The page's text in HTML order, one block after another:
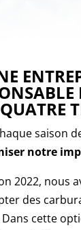
saison
notre
2022, nous
des
cette